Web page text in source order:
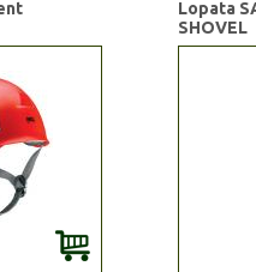
Lopata
SHOVEL